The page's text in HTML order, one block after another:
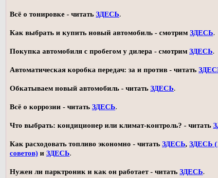
Всё о тонировке - читать ЗДЕСЬ.
Как выбрать и купить новый автомобиль - смотрим ЗДЕСЬ.
Покупка автомобиля с пробегом у дилера - смотрим ЗДЕСЬ.
Автоматическая коробка передач: за и против - читать
Обкатываем новый автомобиль - читать ЗДЕСЬ.
Всё о коррозии - читать ЗДЕСЬ.
Что выбрать: кондиционер или климат-контроль? - читать
Как расходовать топливо экономно - читать ЗДЕСЬ, ЗДЕСЬ
советов) и ЗДЕСЬ.
Нужен ли парктроник и как он работает - читать ЗДЕСЬ.